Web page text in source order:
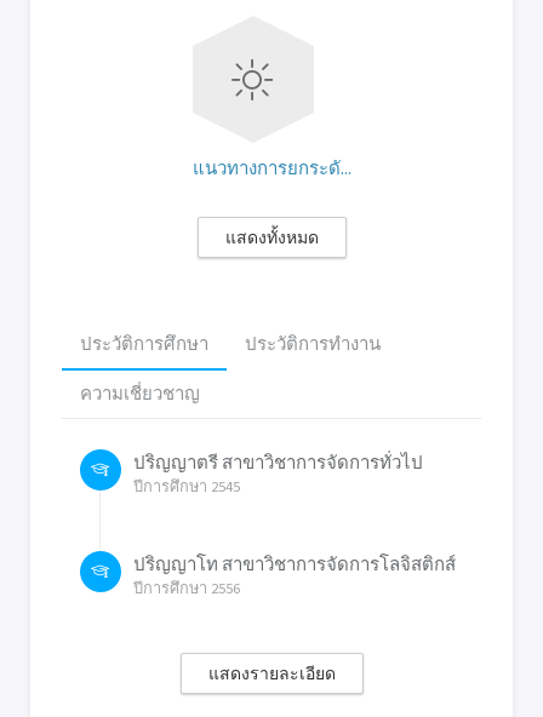
แนวทางการยกระดั...
แสดงทั้งหมด
ประวัติการศึกษา ประวัติการทำงาน
ความเชี่ยวชาญ
ปริญญาตรี สาขาวิชาการจัดการทั่วไป
ปีการศึกษา 2545
ปริญญาโท สาขาวิชาการจัดการโลจิสติกส์
ปีการศึกษา 2556
แสดงรายละเอียด